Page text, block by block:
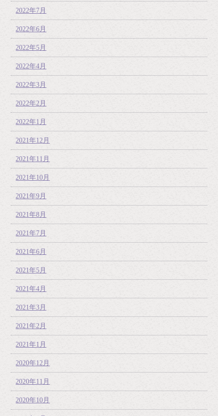
2022年7月
2022年6月
2022年5月
2022年4月
2022年3月
2022年2月
2022年1月
2021年12月
2021年11月
2021年10月
2021年9月
2021年8月
2021年7月
2021年6月
2021年5月
2021年4月
2021年3月
2021年2月
2021年1月
2020年12月
2020年11月
2020年10月